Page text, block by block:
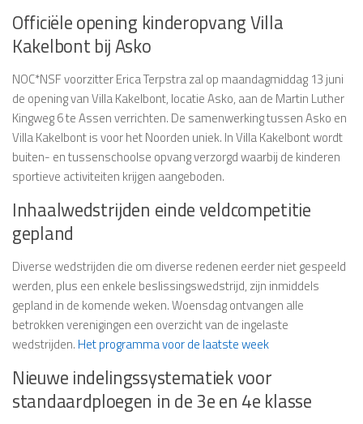
Officiële opening kinderopvang Villa
Kakelbont bij Asko
NOC*NSF voorzitter Erica Terpstra zal op maandagmiddag 13 juni
de opening van Villa Kakelbont, locatie Asko, aan de Martin Luther
Kingweg 6 te Assen verrichten. De samenwerking tussen Asko en
Villa Kakelbont is voor het Noorden uniek. In Villa Kakelbont wordt
buiten- en tussenschoolse opvang verzorgd waarbij de kinderen
sportieve activiteiten krijgen aangeboden.
Inhaalwedstrijden einde veldcompetitie
gepland
Diverse wedstrijden die om diverse redenen eerder niet gespeeld
werden, plus een enkele beslissingswedstrijd, zijn inmiddels
gepland in de komende weken. Woensdag ontvangen alle
betrokken verenigingen een overzicht van de ingelaste
wedstrijden. Het programma voor de laatste week
Nieuwe indelingssystematiek voor
standaardploegen in de 3e en 4e klasse